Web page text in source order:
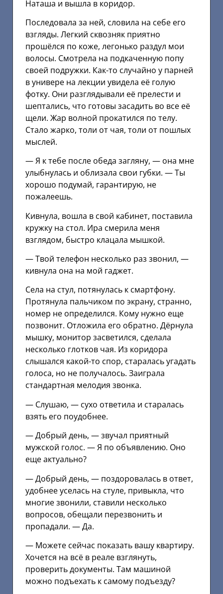
Наташа и вышла в коридор.
Последовала за ней, словила на себе его
взгляды. Легкий сквозняк приятно
прошёлся по коже, легонько раздул мои
волосы. Смотрела на подкаченную попу
своей подружки. Как-то случайно у парней
в универе на лекции увидела её голую
фотку. Они разглядывали её прелести и
шептались, что готовы засадить во все её
щели. Жар волной прокатился по телу.
Стало жарко, толи от чая, толи от пошлых
мыслей.
— Я к тебе после обеда загляну, — она мне
улыбнулась и облизала свои губки. — Ты
хорошо подумай, гарантирую, не
пожалеешь.
Кивнула, вошла в свой кабинет, поставила
кружку на стол. Ира смерила меня
взглядом, быстро клацала мышкой.
— Твой телефон несколько раз звонил, —
кивнула она на мой гаджет.
Села на стул, потянулась к смартфону.
Протянула пальчиком по экрану, странно,
номер не определился. Кому нужно еще
позвонит. Отложила его обратно. Дёрнула
мышку, монитор засветился, сделала
несколько глотков чая. Из коридора
слышался какой-то спор, старалась угадать
голоса, но не получалось. Заиграла
стандартная мелодия звонка.
— Слушаю, — сухо ответила и старалась
взять его поудобнее.
— Добрый день, — звучал приятный
мужской голос. — Я по объявлению. Оно
еще актуально?
— Добрый день, — поздоровалась в ответ,
удобнее уселась на стуле, привыкла, что
многие звонили, ставили несколько
вопросов, обещали перезвонить и
пропадали. — Да.
— Можете сейчас показать вашу квартиру.
Хочется на всё в реале взглянуть,
проверить документы. Там машиной
можно подъехать к самому подъезду?